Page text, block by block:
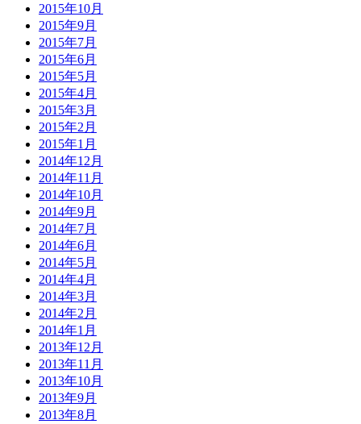
2015年10月
2015年9月
2015年7月
2015年6月
2015年5月
2015年4月
2015年3月
2015年2月
2015年1月
2014年12月
2014年11月
2014年10月
2014年9月
2014年7月
2014年6月
2014年5月
2014年4月
2014年3月
2014年2月
2014年1月
2013年12月
2013年11月
2013年10月
2013年9月
2013年8月